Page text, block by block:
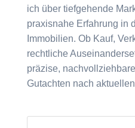
ich über tiefgehende
praxisnahe Erfahrung in
Immobilien. Ob Kauf,
rechtliche
präzise,
Gutachten nach